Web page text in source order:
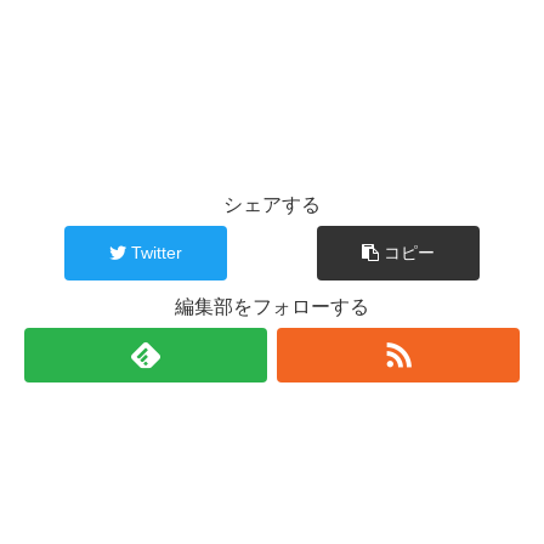
シェアする
Twitter コピー
編集部をフォローする